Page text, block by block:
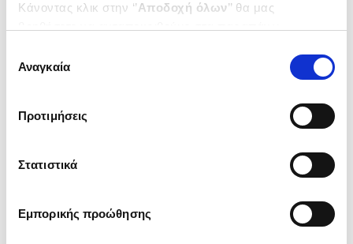
Κάνοντας κλικ στην ‘’Αποδοχή όλων’’ θα μας
ενδιαφέρουν και να επιλέξετε από τα παρακάτω με την
΄΄και να ενημερωθείτε σχετικά με
συγκατάθεσης
Αναγκαία
Προτιμήσεις
Στατιστικά
Εμπορικής προώθησης